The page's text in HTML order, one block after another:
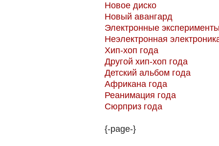
Новое диско
Новый авангард
Электронные
Неэлектронная
Хип-хоп года
Другой хип-хоп года
Детский альбом года
Африкана года
Реанимация года
Сюрприз года
{-page-}